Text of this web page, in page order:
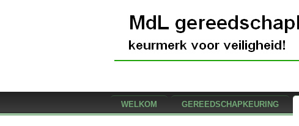
WELKOM GEREEDSCHAPKEURING